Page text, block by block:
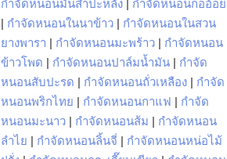
กำจัดหนอนมันสำปะหลัง | กำจัดหนอนกออ้อย
| กำจัดหนอนในนาข้าว | กำจัดหนอนในสวน
ยางพารา | กำจัดหนอนมะพร้าว | กำจัดหนอน
ข้าวโพด | กำจัดหนอนปาล์มน้ำมัน | กำจัด
หนอนสับปะรด | กำจัดหนอนถั่วเหลือง | กำจัด
หนอนพริกไทย | กำจัดหนอนกาแฟ | กำจัด
หนอนมะนาว | กำจัดหนอนส้ม | กำจัดหนอน
ลำไย | กำจัดหนอนลิ้นจี่ | กำจัดหนอนหน่อไม้